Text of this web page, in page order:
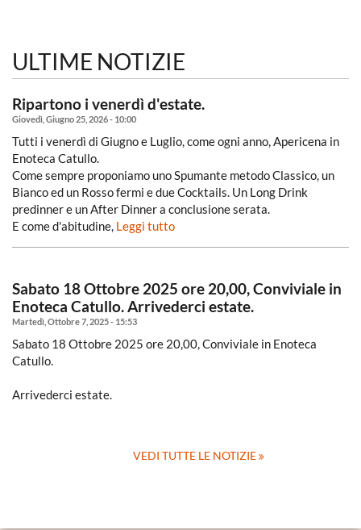
ULTIME NOTIZIE
Ripartono i venerdì d'estate.
Giovedì, Giugno 25, 2026 - 10:00
Tutti i venerdì di Giugno e Luglio, come ogni anno, Apericena in
Enoteca Catullo.
Come sempre proponiamo uno Spumante metodo Classico, un
Bianco ed un Rosso fermi e due Cocktails. Un Long Drink
predinner e un After Dinner a conclusione serata.
E come d'abitudine, Leggi tutto
Sabato 18 Ottobre 2025 ore 20,00, Conviviale in
Enoteca Catullo. Arrivederci estate.
Martedì, Ottobre 7, 2025 - 15:53
Sabato 18 Ottobre 2025 ore 20,00, Conviviale in Enoteca
Catullo.
Arrivederci estate.
VEDI TUTTE LE NOTIZIE